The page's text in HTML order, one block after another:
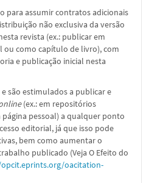
para assumir contratos adicionais
não exclusiva da versão
revista (ex.: publicar em
como capítulo de livro), com
e publicação inicial nesta
são estimulados a publicar e
(ex.: em repositórios
pessoal) a qualquer ponto
editorial, já que isso pode
bem como aumentar o
publicado (Veja O Efeito do
oacitation-